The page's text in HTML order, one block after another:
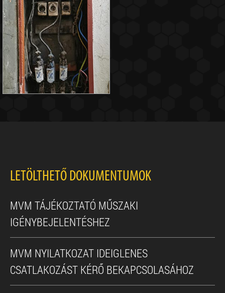
LETÖLTHETŐ DOKUMENTUMOK
MVM TÁJÉKOZTATÓ MŰSZAKI
IGÉNYBEJELENTÉSHEZ
MVM NYILATKOZAT IDEIGLENES
CSATLAKOZÁST KÉRŐ BEKAPCSOLASÁHOZ